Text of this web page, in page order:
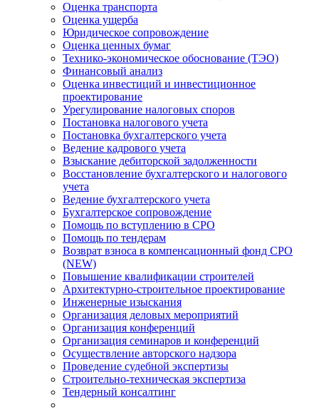
Оценка транспорта
Оценка ущерба
Юридическое сопровождение
Оценка ценных бумаг
Технико-экономическое обоснование (ТЭО)
Финансовый анализ
Оценка инвестиций и инвестиционное
проектирование
Урегулирование налоговых споров
Постановка налогового учета
Постановка бухгалтерского учета
Ведение кадрового учета
Взыскание дебиторской задолженности
Восстановление бухгалтерского и налогового
учета
Ведение бухгалтерского учета
Бухгалтерское сопровождение
Помощь по вступлению в СРО
Помощь по тендерам
Возврат взноса в компенсационный фонд СРО
(NEW)
Повышение квалификации строителей
Архитектурно-строительное проектирование
Инженерные изыскания
Организация деловых мероприятий
Организация конференций
Организация семинаров и конференций
Осуществление авторского надзора
Проведение судебной экспертизы
Строительно-техническая экспертиза
Тендерный консалтинг